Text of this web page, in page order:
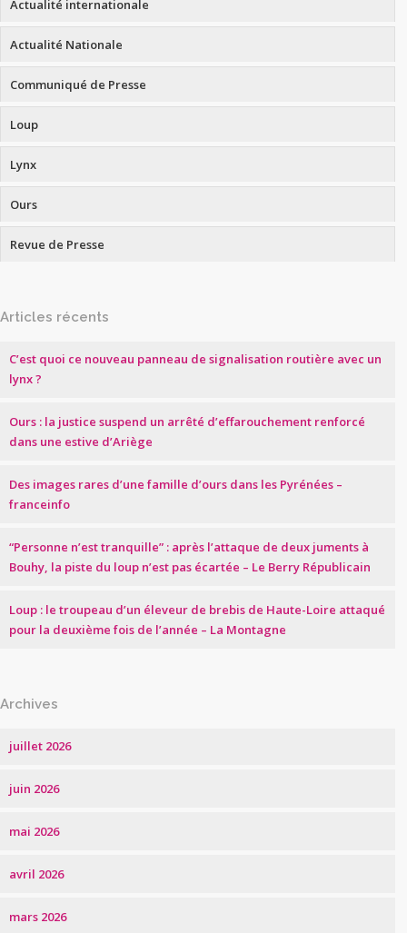
Actualité internationale
Actualité Nationale
Communiqué de Presse
Loup
Lynx
Ours
Revue de Presse
Articles récents
C’est quoi ce nouveau panneau de signalisation routière avec un
lynx ?
Ours : la justice suspend un arrêté d’effarouchement renforcé
dans une estive d’Ariège
Des images rares d’une famille d’ours dans les Pyrénées –
franceinfo
“Personne n’est tranquille” : après l’attaque de deux juments à
Bouhy, la piste du loup n’est pas écartée – Le Berry Républicain
Loup : le troupeau d’un éleveur de brebis de Haute-Loire attaqué
pour la deuxième fois de l’année – La Montagne
Archives
juillet 2026
juin 2026
mai 2026
avril 2026
mars 2026